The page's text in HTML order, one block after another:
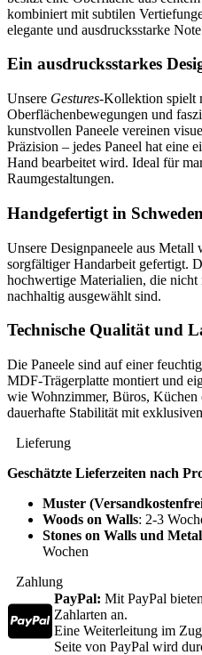
kombiniert mit subtilen
elegante und ausdrucksstarke
Ein ausdrucksstarkes
Unsere Gestures-Kollektion spielt
Oberflächenbewegungen und
kunstvollen Paneele vereinen
Präzision – jedes Paneel hat eine
Hand bearbeitet wird. Ideal für
Raumgestaltungen.
Handgefertigt in Schweden
Unsere Designpaneele aus Metall
sorgfältiger Handarbeit gefertigt.
hochwertige Materialien, die nicht
nachhaltig ausgewählt sind.
Technische Qualität und
Die Paneele sind auf einer
MDF-Trägerplatte montiert und
wie Wohnzimmer, Büros, Küchen
dauerhafte Stabilität mit
Lieferung
Geschätzte Lieferzeiten nach
Muster
Woods on Walls: 2-3
Stones on Walls und
Wochen
Zahlung
PayPal: Mit PayPal
Zahlarten an.
Eine Weiterleitung im
Seite von PayPal wird